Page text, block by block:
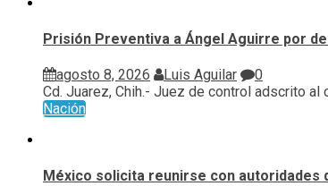
Prisión Preventiva a Ángel Aguirre por
agosto 8, 2026 Luis Aguilar
0
Cd. Juarez, Chih.- Juez de control adscrito al
Nación
México solicita reunirse con autoridades